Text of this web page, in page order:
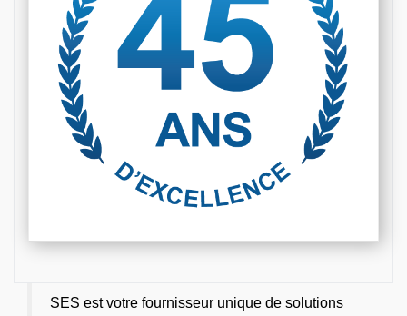
SES est votre fournisseur unique de solutions